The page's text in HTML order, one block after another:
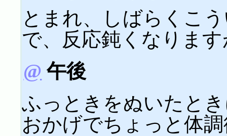
とまれ、しばらくこ
で、反応鈍くなりま
@ 午後
ふっときをぬいたと
おかげでちょっと体